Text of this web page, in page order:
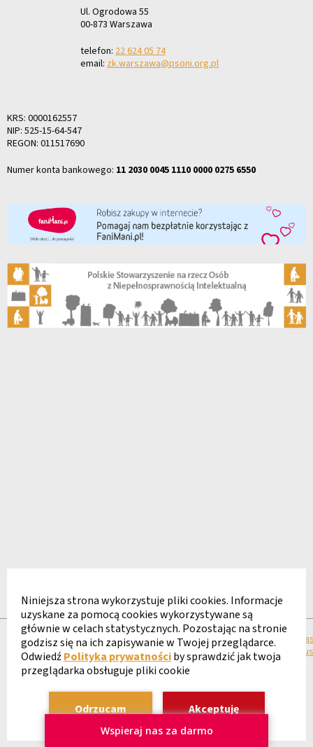
Ul. Ogrodowa 55
00-873 Warszawa
telefon: 22 624 05 74
email: zk.warszawa@psoni.org.pl
KRS: 0000162557
NIP: 525-15-64-547
REGON: 011517690
Numer konta bankowego: 11 2030 0045 1110 0000 0275 6550
Regulamin
strony
Polityka
prywatności
Deklaracja
Dostępności
Klauzula
informacyjna
©2026 PSONI Warszawa
Niniejsza strona wykorzystuje pliki cookies. Informacje
uzyskane za pomocą cookies wykorzystywane są
głównie w celach statystycznych. Pozostając na stronie
godzisz się na ich zapisywanie w Twojej przeglądarce.
OdwiedźPolityka prywatnościby sprawdzić jak twoja
przeglądarka obsługuje pliki cookie
Odrzucam Akceptuję
Wspieraj nas za darmo